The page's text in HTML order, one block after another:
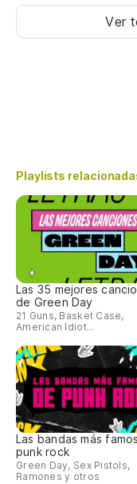
Ver
Playlists
Las 35 mejores
de Green Day
21 Guns, Basket Case,
American Idiot...
Las bandas más
punk rock
Green Day, Sex Pistols,
Ramones y otros